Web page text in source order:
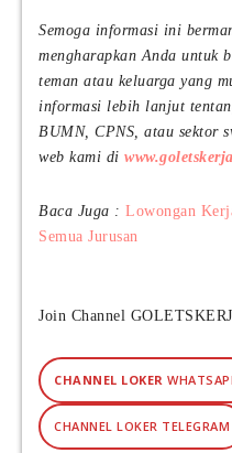
Semoga informasi ini
mengharapkan Anda untuk
teman atau keluarga yang
informasi lebih lanjut
BUMN, CPNS, atau sektor
web kami di
Baca Juga : Lowongan
Semua Jurusan
Join Channel
CHANNEL LOKER
CHANNEL LOKER TELEGRAM